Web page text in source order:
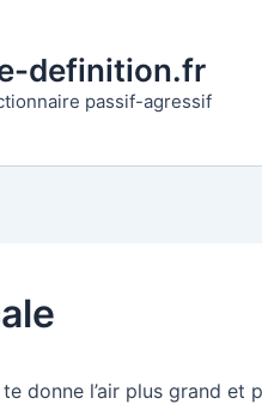
definition.fr
passif-agressif
donne l’air plus grand et